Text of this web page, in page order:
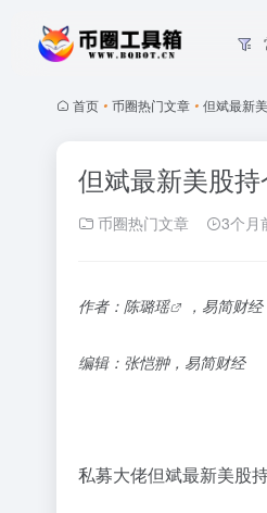
首页 • 币圈热门文章 • 但斌最新
但斌最新美股
币圈热门文章 3个月
作者： 陈璐瑶 ，易简财经
编辑：张恺翀，易简财经
私募大佬但斌最新美股